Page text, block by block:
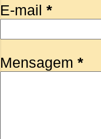
E-mail *
Mensagem *